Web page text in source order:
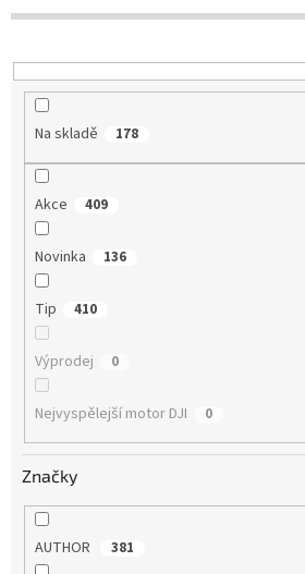
d
k
t
Na skladě 178
Akce 409
Novinka 136
Tip 410
Výprodej 0
Nejvyspělejší motor DJI 0
Značky
AUTHOR 381